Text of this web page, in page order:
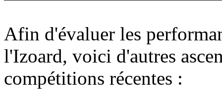
Afin d'évaluer les
l'Izoard, voici d'autres
compétitions récentes :